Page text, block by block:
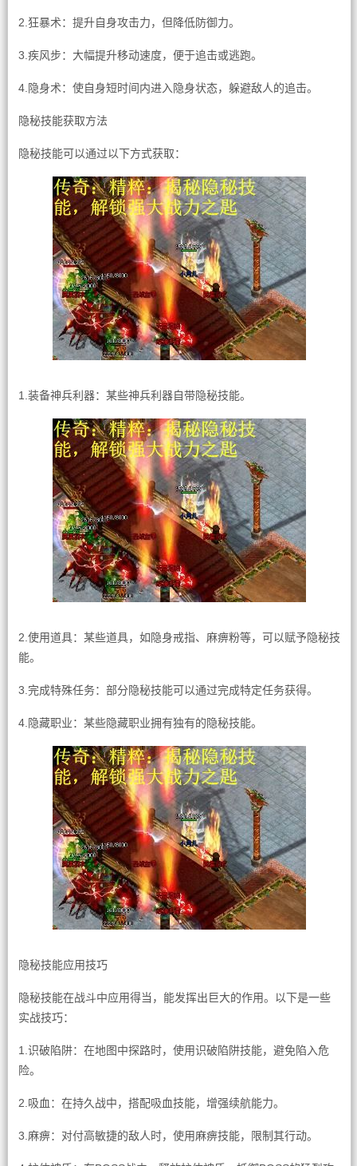
2.狂暴术：提升自身攻击力，但降低防御力。
3.疾风步：大幅提升移动速度，便于追击或逃跑。
4.隐身术：使自身短时间内进入隐身状态，躲避敌人的追击。
隐秘技能获取方法
隐秘技能可以通过以下方式获取：
1.装备神兵利器：某些神兵利器自带隐秘技能。
2.使用道具：某些道具，如隐身戒指、麻痹粉等，可以赋予隐秘技
能。
3.完成特殊任务：部分隐秘技能可以通过完成特定任务获得。
4.隐藏职业：某些隐藏职业拥有独有的隐秘技能。
隐秘技能应用技巧
隐秘技能在战斗中应用得当，能发挥出巨大的作用。以下是一些
实战技巧：
1.识破陷阱：在地图中探路时，使用识破陷阱技能，避免陷入危
险。
2.吸血：在持久战中，搭配吸血技能，增强续航能力。
3.麻痹：对付高敏捷的敌人时，使用麻痹技能，限制其行动。